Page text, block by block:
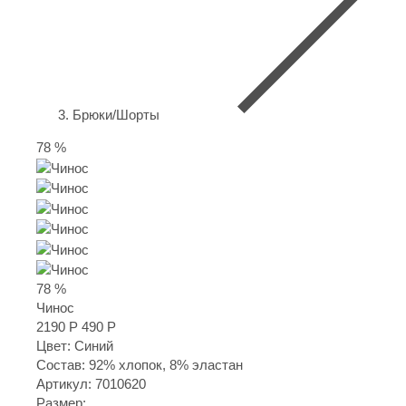
Брюки/Шорты
78 %
78 %
Чинос
2190 Р 490 Р
Цвет: Синий
Состав: 92% хлопок, 8% эластан
Артикул: 7010620